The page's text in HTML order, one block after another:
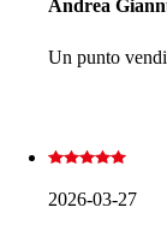
Andrea
Un punto
2026-03-27